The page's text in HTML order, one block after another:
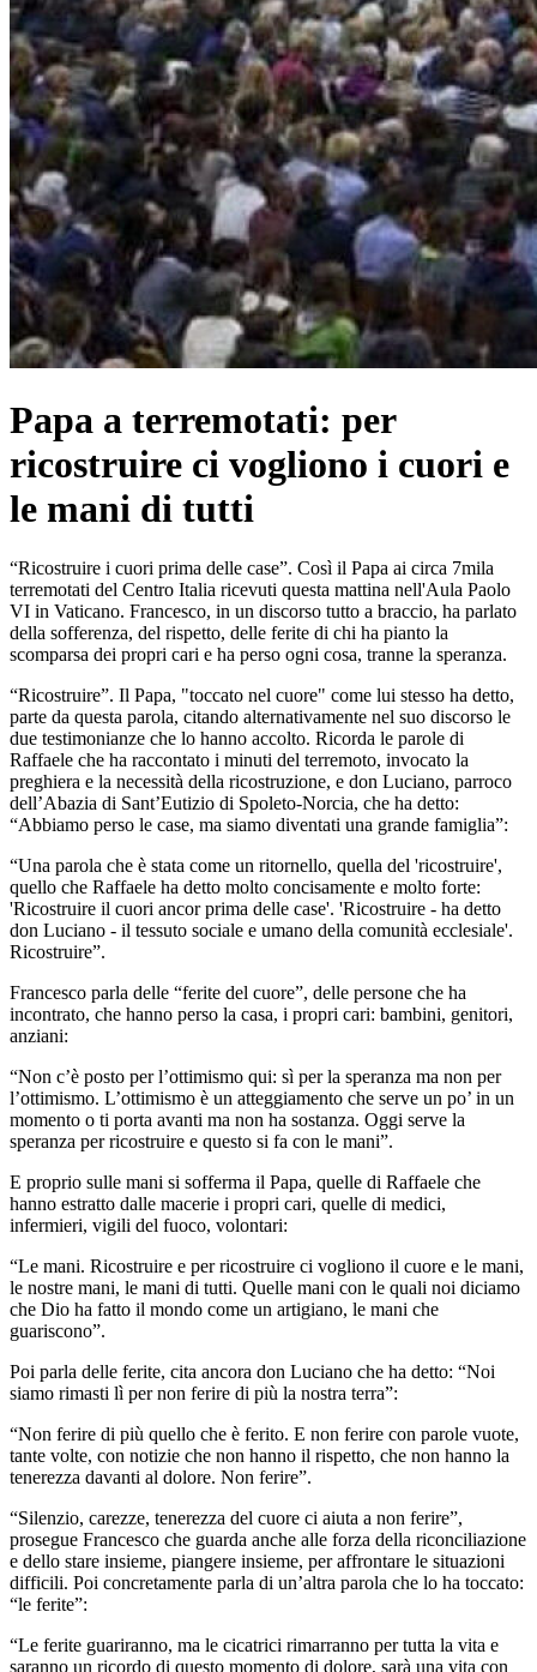
Papa a terremotati: per
ricostruire ci vogliono i cuori e
le mani di tutti
“Ricostruire i cuori prima delle case”. Così il Papa ai circa 7mila
terremotati del Centro Italia ricevuti questa mattina nell'Aula Paolo
VI in Vaticano. Francesco, in un discorso tutto a braccio, ha parlato
della sofferenza, del rispetto, delle ferite di chi ha pianto la
scomparsa dei propri cari e ha perso ogni cosa, tranne la speranza.
“Ricostruire”. Il Papa, "toccato nel cuore" come lui stesso ha detto,
parte da questa parola, citando alternativamente nel suo discorso le
due testimonianze che lo hanno accolto. Ricorda le parole di
Raffaele che ha raccontato i minuti del terremoto, invocato la
preghiera e la necessità della ricostruzione, e don Luciano, parroco
dell’Abazia di Sant’Eutizio di Spoleto-Norcia, che ha detto:
“Abbiamo perso le case, ma siamo diventati una grande famiglia”:
“Una parola che è stata come un ritornello, quella del 'ricostruire',
quello che Raffaele ha detto molto concisamente e molto forte:
'Ricostruire il cuori ancor prima delle case'. 'Ricostruire - ha detto
don Luciano - il tessuto sociale e umano della comunità ecclesiale'.
Ricostruire”.
Francesco parla delle “ferite del cuore”, delle persone che ha
incontrato, che hanno perso la casa, i propri cari: bambini, genitori,
anziani:
“Non c’è posto per l’ottimismo qui: sì per la speranza ma non per
l’ottimismo. L’ottimismo è un atteggiamento che serve un po’ in un
momento o ti porta avanti ma non ha sostanza. Oggi serve la
speranza per ricostruire e questo si fa con le mani”.
E proprio sulle mani si sofferma il Papa, quelle di Raffaele che
hanno estratto dalle macerie i propri cari, quelle di medici,
infermieri, vigili del fuoco, volontari:
“Le mani. Ricostruire e per ricostruire ci vogliono il cuore e le mani,
le nostre mani, le mani di tutti. Quelle mani con le quali noi diciamo
che Dio ha fatto il mondo come un artigiano, le mani che
guariscono”.
Poi parla delle ferite, cita ancora don Luciano che ha detto: “Noi
siamo rimasti lì per non ferire di più la nostra terra”:
“Non ferire di più quello che è ferito. E non ferire con parole vuote,
tante volte, con notizie che non hanno il rispetto, che non hanno la
tenerezza davanti al dolore. Non ferire”.
“Silenzio, carezze, tenerezza del cuore ci aiuta a non ferire”,
prosegue Francesco che guarda anche alle forza della riconciliazione
e dello stare insieme, piangere insieme, per affrontare le situazioni
difficili. Poi concretamente parla di un’altra parola che lo ha toccato:
“le ferite”:
“Le ferite guariranno, ma le cicatrici rimarranno per tutta la vita e
saranno un ricordo di questo momento di dolore, sarà una vita con